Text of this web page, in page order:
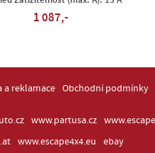
1 087,-
a reklamace Obchodní podmínky
www.partusa.cz
www.escape4x4.eu ebay